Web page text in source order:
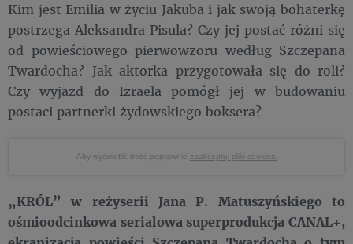
Kim jest Emilia w życiu Jakuba i jak swoją bohaterkę
postrzega Aleksandra Pisula? Czy jej postać różni się
od powieściowego pierwowzoru według Szczepana
Twardocha? Jak aktorka przygotowała się do roli?
Czy wyjazd do Izraela pomógł jej w budowaniu
postaci partnerki żydowskiego boksera?
Aby wyświetlić treść poprawnie zaakceptuj pliki cookies.
„KRÓL” w reżyserii Jana P. Matuszyńskiego to
ośmioodcinkowa serialowa superprodukcja CANAL+,